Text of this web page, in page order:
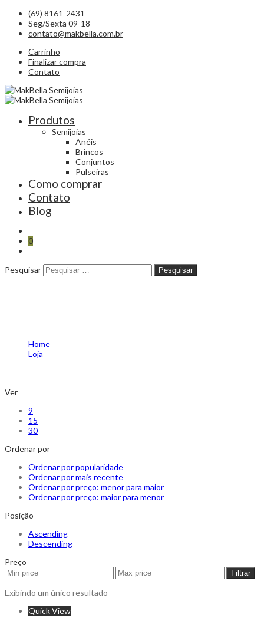
(69) 8161-2431
Seg/Sexta 09-18
contato@makbella.com.br
Carrinho
Finalizar compra
Contato
Produtos
Semijoias
Anéis
Brincos
Conjuntos
Pulseiras
Como comprar
Contato
Blog
0
Pesquisar Pesquisar
Home
Loja
Ver
9
15
30
Ordenar por
Ordenar por popularidade
Ordenar por mais recente
Ordenar por preço: menor para maior
Ordenar por preço: maior para menor
Posição
Ascending
Descending
Preço
Filtrar
Exibindo um único resultado
Quick View